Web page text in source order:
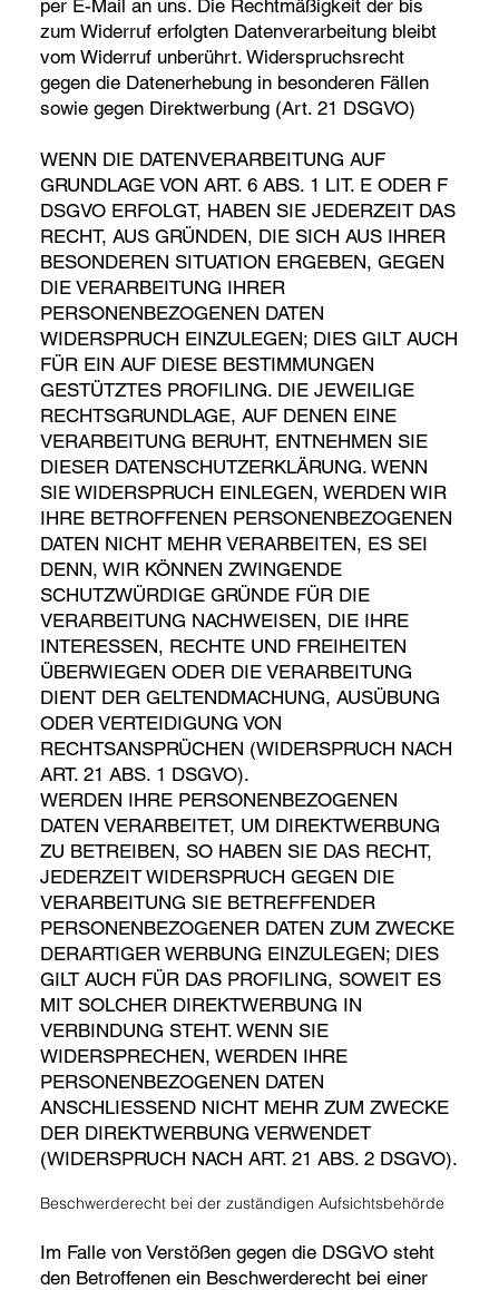
per E-Mail an uns. Die Rechtmäßigkeit der bis
zum Widerruf erfolgten Datenverarbeitung bleibt
vom Widerruf unberührt. Widerspruchsrecht
gegen die Datenerhebung in besonderen Fällen
sowie gegen Direktwerbung (Art. 21 DSGVO)
WENN DIE DATENVERARBEITUNG AUF
GRUNDLAGE VON ART. 6 ABS. 1 LIT. E ODER F
DSGVO ERFOLGT, HABEN SIE JEDERZEIT DAS
RECHT, AUS GRÜNDEN, DIE SICH AUS IHRER
BESONDEREN SITUATION ERGEBEN, GEGEN
DIE VERARBEITUNG IHRER
PERSONENBEZOGENEN DATEN
WIDERSPRUCH EINZULEGEN; DIES GILT AUCH
FÜR EIN AUF DIESE BESTIMMUNGEN
GESTÜTZTES PROFILING. DIE JEWEILIGE
RECHTSGRUNDLAGE, AUF DENEN EINE
VERARBEITUNG BERUHT, ENTNEHMEN SIE
DIESER DATENSCHUTZERKLÄRUNG. WENN
SIE WIDERSPRUCH EINLEGEN, WERDEN WIR
IHRE BETROFFENEN PERSONENBEZOGENEN
DATEN NICHT MEHR VERARBEITEN, ES SEI
DENN, WIR KÖNNEN ZWINGENDE
SCHUTZWÜRDIGE GRÜNDE FÜR DIE
VERARBEITUNG NACHWEISEN, DIE IHRE
INTERESSEN, RECHTE UND FREIHEITEN
ÜBERWIEGEN ODER DIE VERARBEITUNG
DIENT DER GELTENDMACHUNG, AUSÜBUNG
ODER VERTEIDIGUNG VON
RECHTSANSPRÜCHEN (WIDERSPRUCH NACH
ART. 21 ABS. 1 DSGVO).
WERDEN IHRE PERSONENBEZOGENEN
DATEN VERARBEITET, UM DIREKTWERBUNG
ZU BETREIBEN, SO HABEN SIE DAS RECHT,
JEDERZEIT WIDERSPRUCH GEGEN DIE
VERARBEITUNG SIE BETREFFENDER
PERSONENBEZOGENER DATEN ZUM ZWECKE
DERARTIGER WERBUNG EINZULEGEN; DIES
GILT AUCH FÜR DAS PROFILING, SOWEIT ES
MIT SOLCHER DIREKTWERBUNG IN
VERBINDUNG STEHT. WENN SIE
WIDERSPRECHEN, WERDEN IHRE
PERSONENBEZOGENEN DATEN
ANSCHLIESSEND NICHT MEHR ZUM ZWECKE
DER DIREKTWERBUNG VERWENDET
(WIDERSPRUCH NACH ART. 21 ABS. 2 DSGVO).
Beschwerderecht bei der zuständigen Aufsichtsbehörde
Im Falle von Verstößen gegen die DSGVO steht
den Betroffenen ein Beschwerderecht bei einer